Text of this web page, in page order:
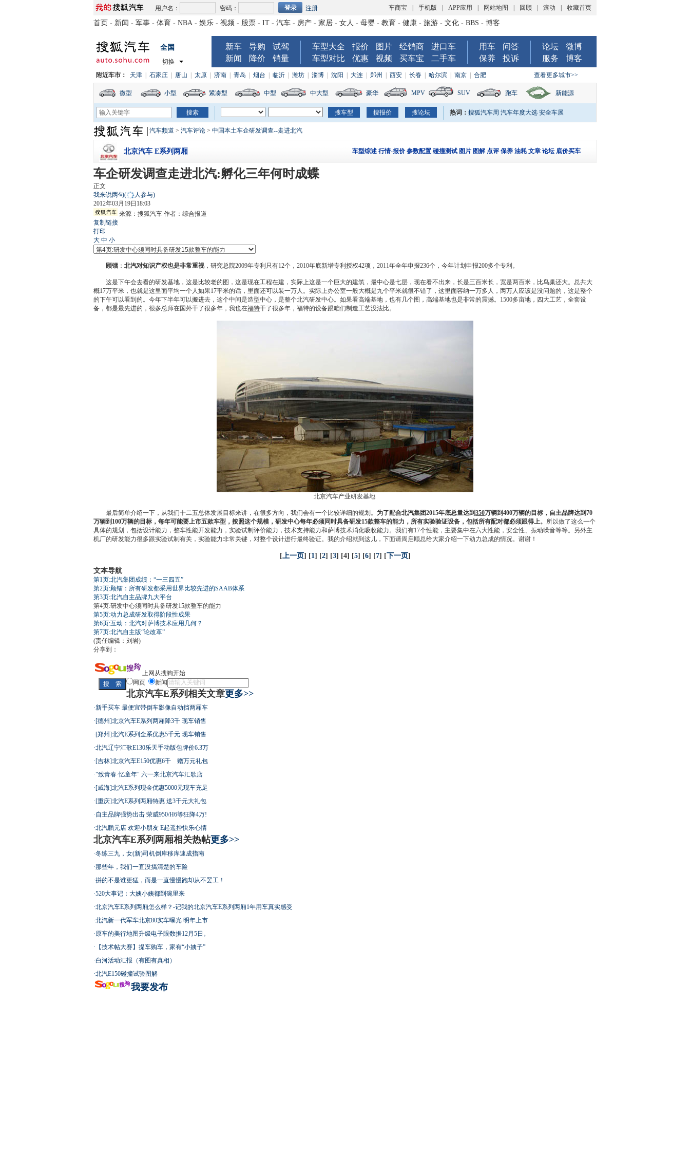
用户名： 密码： 注册 车商宝 手机版 APP应用 网站地图 回顾 滚动 收藏首页
首页 - 新闻 - 军事 - 体育 - NBA - 娱乐 - 视频 - 股票 - IT - 汽车 - 房产 - 家居 - 女人 - 母婴 - 教育 - 健康 - 旅游 - 文化 - BBS - 博客
全国
切换
新车 导购
试驾
新闻
降价 销量
车型大全 报价 图片 经销商
进口车
车型对比
优惠 视频 买车宝 二手车
用车
问答
保养
投诉
论坛
微博
服务
博客
查看更多城市>>
附近车市： 天津 石家庄 唐山 太原 济南 青岛 烟台 临沂 潍坊 淄博 沈阳 大连 郑州 西安 长春 哈尔滨 南京 合肥
微型 小型 紧凑型 中型 中大型 豪华 MPV SUV 跑车 新能源
热词： 搜狐汽车周 汽车年度大选 安全车展
汽车频道 > 汽车评论 > 中国本土车企研发调查--走进北汽
车型综述 行情-报价 参数配置 碰撞测试 图片 图解 点评 保养 油耗 文章 论坛 底价买车
北京汽车 E系列两厢
车企研发调查走进北汽:孵化三年何时成蝶
正文
我来说两句(
人参与)
2012年03月19日18:03
来源： 搜狐汽车作者：综合报道
复制链接
打印
大 中 小
顾镭 ： 北汽对知识产权也是非常重视，研究总院2009年专利只有12个，2010年底新增专利授权42项，2011年全年申报236个，今年计划申报200多个专利。
这是下午会去看的研发基地，这是比较老的图，这是现在工程在建，实际上这是一个巨大的建筑，最中心是七层，现在看不出来，长是三百米长，宽是两百米，比鸟巢还大。总共大
概17万平米，也就是这里面平均一个人如果17平米的话，里面还可以装一万人。实际上办公室一般大概是九个平米就很不错了，这里面容纳一万多人，两万人应该是没问题的，这是整个
的下午可以看到的。今年下半年可以搬进去，这个中间是造型中心，是整个北汽研发中心。如果看高端基地，也有几个图，高端基地也是非常的震撼。1500多亩地，四大工艺，全套设
备，都是最先进的，很多总师在国外干了很多年，我也在福特干了很多年， 福特的设备跟咱们制造工艺没法比。
北京汽车产业研发基地
最后简单介绍一下，从我们十二五总体发展目标来讲，在很多方向，我们会有一个比较详细的规划。 为了配合北汽集团2015年底总量达到350万辆到400万辆的目标，自主品牌达到70
万辆到100万辆的目标，每年可能要上市五款车型，按照这个规模，研发中心每年必须同时具备研发15款整车的能力，所有实验验证设备，包括所有配对都必须跟得上。 所以做了这么一个
具体的规划，包括设计能力，整车性能开发能力，实验试制评价能力，技术支持能力和萨博技术消化吸收能力。我们有17个性能，主要集中在六大性能，安全性、振动噪音等等。另外主
机厂的研发能力很多跟实验试制有关，实验能力非常关键，对整个设计进行最终验证。我的介绍就到这儿，下面请周启顺总给大家介绍一下动力总成的情况。谢谢！
[上一页] [1] [2] [3] [4] [5] [6] [7] [下一页]
文本导航
第1页:北汽集团成绩：“一三四五”
第2页:顾镭：所有研发都采用世界比较先进的SAAB体系
第3页:北汽自主品牌九大平台
第4页:研发中心须同时具备研发15款整车的能力
第5页:动力总成研发取得阶段性成果
第6页:互动：北汽对萨博技术应用几何？
第7页:北汽自主版“论改革”
(责任编辑：刘岩)
分享到：
上网从搜狗开始
网页
新闻
北京汽车E系列相关文章更多>>
·新手买车 最便宜带倒车影像自动挡两厢车
·[德州]北京汽车E系列两厢降3千 现车销售
·[郑州]北汽E系列全系优惠5千元 现车销售
·北汽辽宁汇歌E130乐天手动版包牌价6.3万
·[吉林]北京汽车E150优惠6千 赠万元礼包
·"致青春·忆童年" 六一来北京汽车汇歌店
·[威海]北汽E系列现金优惠5000元现车充足
·[重庆]北汽E系列两厢特惠 送3千元大礼包
·自主品牌强势出击 荣威950/H6等狂降4万!
·北汽鹏元店 欢迎小朋友 E起遥控快乐心情
北京汽车E系列两厢相关热帖更多>>
·冬练三九，女(新)司机倒库移库速成指南
·那些年，我们一直没搞清楚的车险
·拼的不是谁更猛，而是一直慢慢跑却从不罢工！
·520大事记：大姨小姨都到碗里来
·北京汽车E系列两厢怎么样？-记我的北京汽车E系列两厢1年用车真实感受
·北汽新一代军车北京80实车曝光 明年上市
·原车的美行地图升级电子眼数据12月5日。
· 【技术帖大赛】提车购车，家有“小姨子”
·白河活动汇报（有图有真相）
·北汽E150碰撞试验图解
我要发布